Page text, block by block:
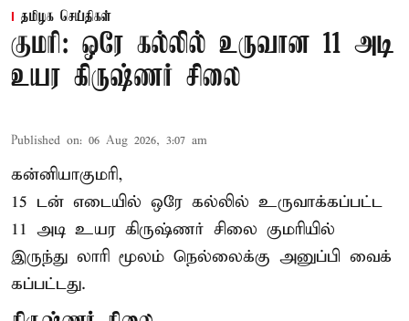
தமிழக செய்திகள்
குமரி: ஒரே கல்லில் உருவான 11 அடி
உயர கிருஷ்ணர் சிலை
Published on: 06 Aug 2026, 3:07 am
கன்னியாகுமரி,
15 டன் எடையில் ஒரே கல்லில் உருவாக்கப்பட்ட
11 அடி உயர கிருஷ்ணர் சிலை குமரியில்
இருந்து லாரி மூலம் நெல்லைக்கு அனுப்பி வைக்
கப்பட்டது.